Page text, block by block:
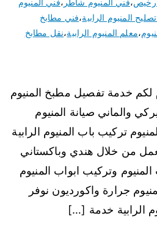
رخيص،فني المنيوم شاطر ،فني المنيوم
المنيوم الرابية،فني مطابخ
،معلم المنيوم الرابية،نقل مطابخ
لكم خدمة تفصيل مطبخ المنيوم
والماني صيانة المنيوم
تركيب باب المنيوم الرابية
من خلال هندي وباكستاني
وتركيب ابواب المنيوم
جرارة واكورديون نوفر
الرابية خدمة […]